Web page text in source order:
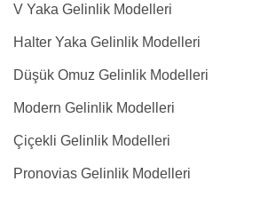
V Yaka Gelinlik Modelleri
Halter Yaka Gelinlik Modelleri
Düşük Omuz Gelinlik Modelleri
Modern Gelinlik Modelleri
Çiçekli Gelinlik Modelleri
Pronovias Gelinlik Modelleri